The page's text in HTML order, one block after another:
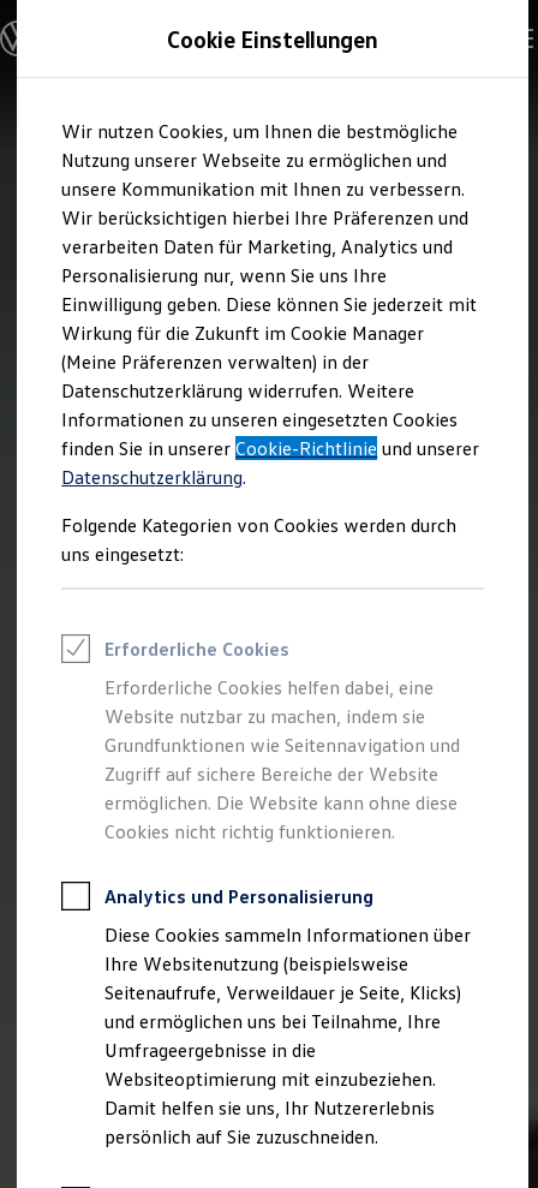
Hauptinhalt
springen
Footer
springen
Modelle und Konfigurator
Konfigurator
Modelle vergleichen
Elektroautos
ENERGY Sondermodelle
Nutzfahrzeuge
SUV und CUV
Familienautos
Kombis
Kompaktwagen
Sportwagen
Schnell verfügbare Fahrzeuge
Angebote und Produkte
Aktuelle Angebote
E-Auto-Förderung
Volkswagen Marktplatz
Die ENERGY Sondermodelle
Junge Gebrauchtwagen und Gebrauchtwagen
Volkswagen Zertifizierte Gebrauchtwagen
Elektromobilität bei Gebrauchtwagen
Saisonangebote
Reifenpakete
Leasing
Leasing-Angebote
Elektroauto Leasing
Kleinwagen-Leasing
Leasing ohne Anzahlung
Finanzierung
Autokredit mit Schlussrate
Versicherungen und Garantien
Kfz-Versicherung
Restschuldversicherungen
Garantien
Professional Class bei Volkswagen
Behörden
Direktkunden
Sonderfahrzeuge
Anpfiff zum Gewinn
Elektromobilität
Elektroautos
ID. Tutorials
Elektrofahrzeugkonzepte
ID. EVERY1
Reichweite
Cookie Einstellungen
Wir nutzen Cookies, um Ihnen die bestmögliche
Nutzung unserer Webseite zu ermöglichen und
unsere Kommunikation mit Ihnen zu verbessern.
Wir berücksichtigen hierbei Ihre Präferenzen und
verarbeiten Daten für Marketing, Analytics und
Personalisierung nur, wenn Sie uns Ihre
Einwilligung geben. Diese können Sie jederzeit mit
Wirkung für die Zukunft im Cookie Manager
(Meine Präferenzen verwalten) in der
Datenschutzerklärung widerrufen. Weitere
Informationen zu unseren eingesetzten Cookies
finden Sie in unsererCookie-Richtlinie und unserer
Datenschutzerklärung.
Folgende Kategorien von Cookies werden durch
uns eingesetzt:
Erforderliche Cookies
Erforderliche Cookies helfen dabei, eine
Website nutzbar zu machen, indem sie
Grundfunktionen wie Seitennavigation und
Zugriff auf sichere Bereiche der Website
ermöglichen. Die Website kann ohne diese
Cookies nicht richtig funktionieren.
Analytics und Personalisierung
Diese Cookies sammeln Informationen über
Ihre Websitenutzung (beispielsweise
Seitenaufrufe, Verweildauer je Seite, Klicks)
und ermöglichen uns bei Teilnahme, Ihre
Umfrageergebnisse in die
Websiteoptimierung mit einzubeziehen.
Damit helfen sie uns, Ihr Nutzererlebnis
persönlich auf Sie zuzuschneiden.